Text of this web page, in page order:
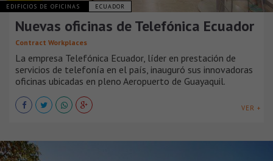
EDIFICIOS DE OFICINAS ECUADOR
Nuevas oficinas de Telefónica Ecuador
Contract Workplaces
La empresa Telefónica Ecuador, líder en prestación de
servicios de telefonía en el país, inauguró sus innovadoras
oficinas ubicadas en pleno Aeropuerto de Guayaquil.
VER +